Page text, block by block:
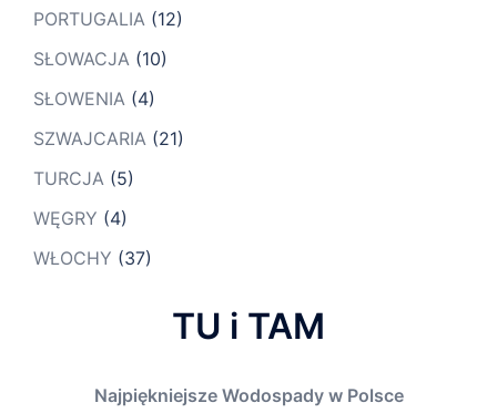
PORTUGALIA (12)
SŁOWACJA (10)
SŁOWENIA (4)
SZWAJCARIA (21)
TURCJA (5)
WĘGRY (4)
WŁOCHY (37)
TU i TAM
Najpiękniejsze Wodospady w Polsce